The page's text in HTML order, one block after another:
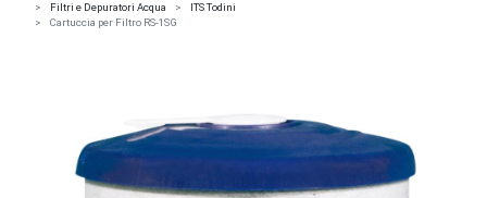
Filtri e Depuratori Acqua
ITS Todini
Cartuccia per Filtro RS-1SG